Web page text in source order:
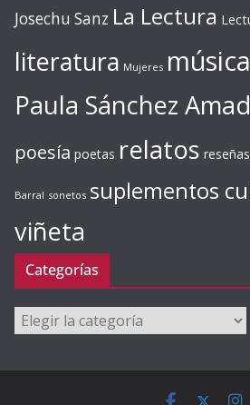
Josechu Sanz La Lectura
literatura Mujeres música
Paula Sánchez
poesía poetas relatos reseñas
Barral sonetos suplementos
viñeta
Categorías
Categorías